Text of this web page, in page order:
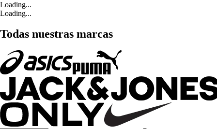
Loading...
Loading...
Todas nuestras marcas